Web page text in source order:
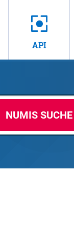
API
NUMIS SUCHE